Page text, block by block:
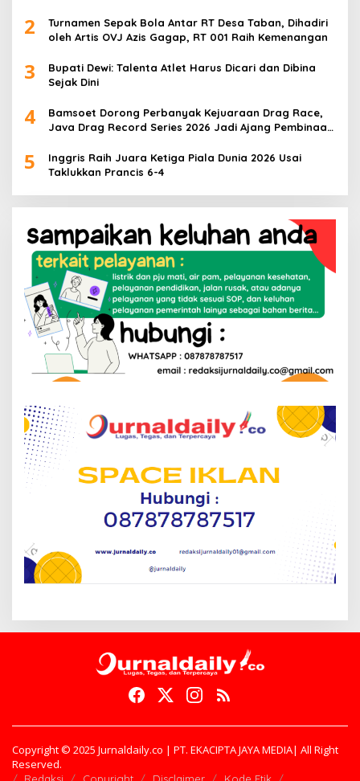
2
Turnamen Sepak Bola Antar RT Desa Taban, Dihadiri
oleh Artis OVJ Azis Gagap, RT 001 Raih Kemenangan
3
Bupati Dewi: Talenta Atlet Harus Dicari dan Dibina
Sejak Dini
4
Bamsoet Dorong Perbanyak Kejuaraan Drag Race,
Java Drag Record Series 2026 Jadi Ajang Pembinaan
5
Inggris Raih Juara Ketiga Piala Dunia 2026 Usai
Taklukkan Prancis 6-4
Copyright © 2025 Jurnaldaily.co | PT. EKACIPTA JAYA MEDIA| All Right
Reserved.